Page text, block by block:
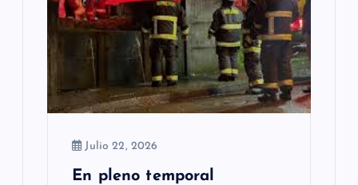
Julio 22, 2026
En pleno temporal